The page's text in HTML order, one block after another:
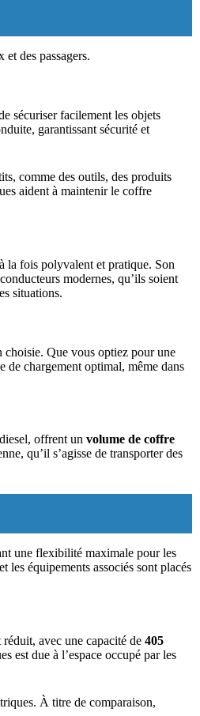
des passagers.
sécuriser facilement les objets
garantissant sécurité et
comme des outils, des produits
aident à maintenir le coffre
la fois polyvalent et pratique. Son
modernes, qu’ils soient
situations.
choisie. Que vous optiez pour une
de chargement optimal, même dans
offrent un volume de coffre
qu’il s’agisse de transporter des
une flexibilité maximale pour les
les équipements associés sont placés
avec une capacité de 405
est due à l’espace occupé par les
À titre de comparaison,